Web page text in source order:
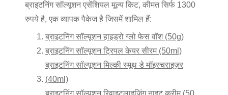
ब्राइटनिंग सॉल्यूशन एसेंशियल मूल्य किट, कीमत सिर्फ 1300
रुपये है, एक व्यापक पैकेज है जिसमें शामिल हैं:
ब्राइटनिंग सॉल्यूशन हाइड्रो ग्लो फेस वॉश (50g)
ब्राइटनिंग सॉल्यूशन ट्रिपल केयर सीरम (50ml)
ब्राइटनिंग सॉल्यूशन मिल्की स्मूथ डे मॉइस्चराइज़र
(40ml)
ब्राइटनिंग सॉल्यूशन रिवाइटलाइजिंग नाइट क्रीम (50